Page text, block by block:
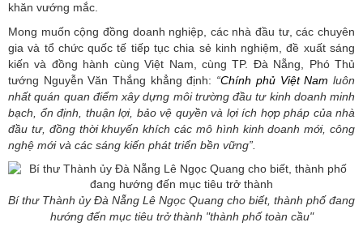
khăn vướng mắc.
Mong muốn cộng đồng doanh nghiệp, các nhà đầu tư, các chuyên
gia và tổ chức quốc tế tiếp tục chia sẻ kinh nghiệm, đề xuất sáng
kiến và đồng hành cùng Việt Nam, cùng TP. Đà Nẵng, Phó Thủ
tướng Nguyễn Văn Thắng khẳng định: “Chính phủ Việt Nam luôn
nhất quán quan điểm xây dựng môi trường đầu tư kinh doanh minh
bạch, ổn định, thuận lợi, bảo vệ quyền và lợi ích hợp pháp của nhà
đầu tư, đồng thời khuyến khích các mô hình kinh doanh mới, công
nghệ mới và các sáng kiến phát triển bền vững”.
Bí thư Thành ủy Đà Nẵng Lê Ngọc Quang cho biết, thành phố đang
hướng đến mục tiêu trở thành "thành phố toàn cầu"